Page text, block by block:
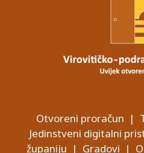
Otvoreni proračun |
Jedinstveni digitalni
županiju | Gradovi |